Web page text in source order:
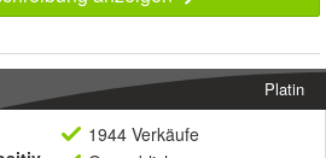
Platin
1944 Verkäufe